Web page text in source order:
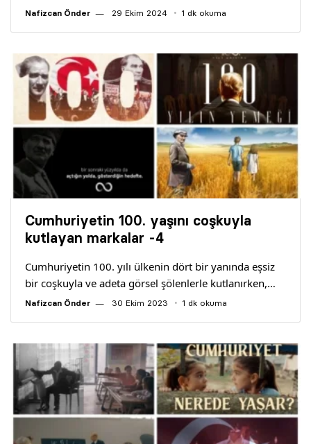
Nafizcan Önder 29 Ekim 2024 1 dk okuma
Cumhuriyetin 100. yaşını coşkuyla
kutlayan markalar -4
Cumhuriyetin 100. yılı ülkenin dört bir yanında eşsiz
bir coşkuyla ve adeta görsel şölenlerle kutlanırken,…
Nafizcan Önder 30 Ekim 2023 1 dk okuma